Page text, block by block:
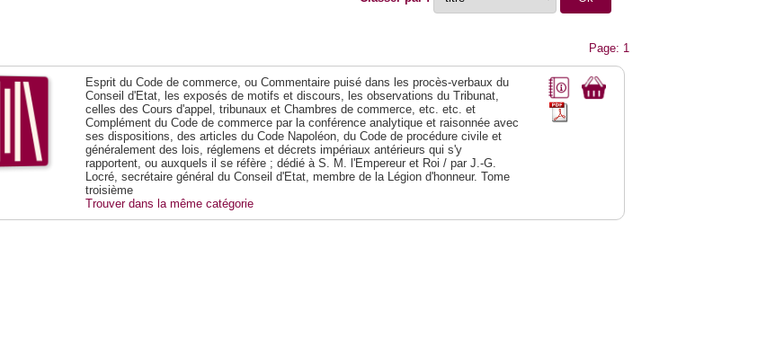
Page: 1
Esprit du Code de commerce, ou Commentaire puisé dans les procès-verbaux du
Conseil d'Etat, les exposés de motifs et discours, les observations du Tribunat,
celles des Cours d'appel, tribunaux et Chambres de commerce, etc. etc. et
Complément du Code de commerce par la conférence analytique et raisonnée avec
ses dispositions, des articles du Code Napoléon, du Code de procédure civile et
généralement des lois, réglemens et décrets impériaux antérieurs qui s'y
rapportent, ou auxquels il se réfère ; dédié à S. M. l'Empereur et Roi / par J.-G.
Locré, secrétaire général du Conseil d'Etat, membre de la Légion d'honneur. Tome
troisième
Trouver dans la même catégorie